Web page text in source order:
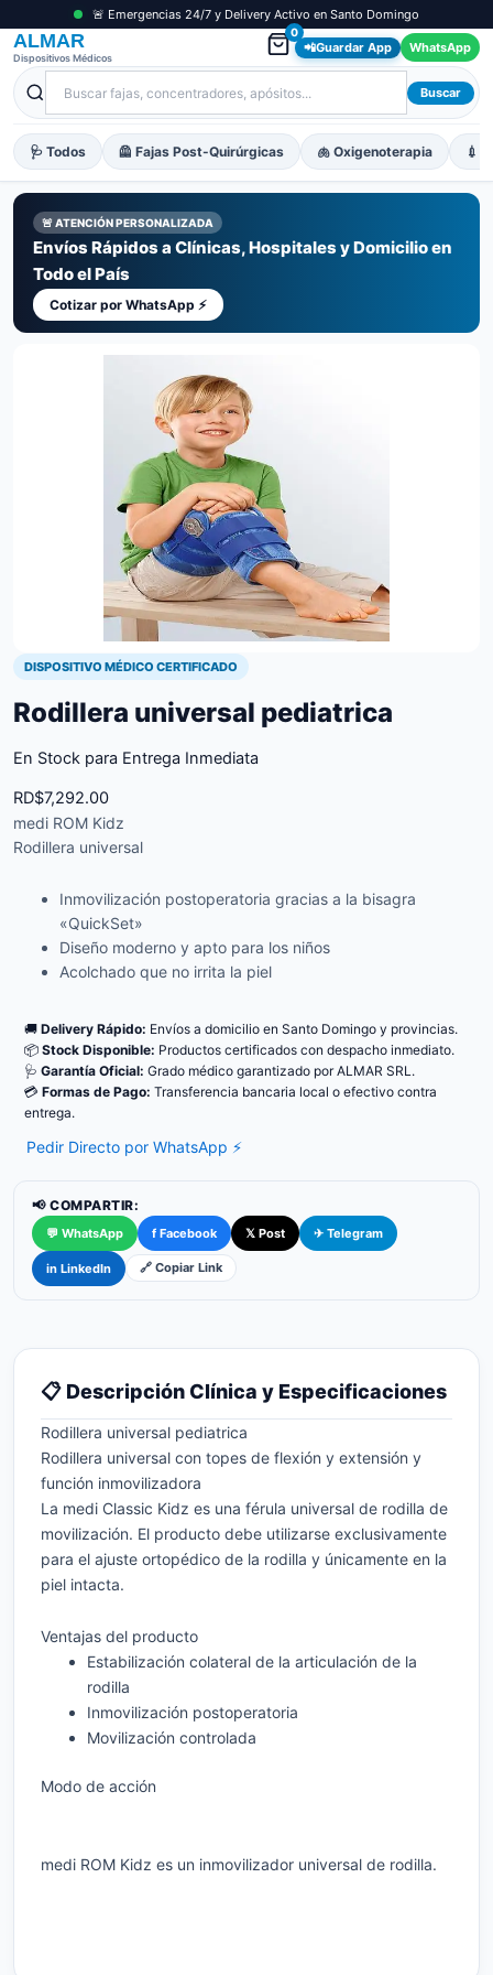
🚨 Emergencias 24/7 y Delivery Activo en Santo Domingo
ALMAR
Dispositivos Médicos
0
📲Guardar App WhatsApp
Buscar
🩺 Todos 🦺 Fajas Post-Quirúrgicas 🫁 Oxigenoterapia 💉
🚨 ATENCIÓN PERSONALIZADA
Envíos Rápidos a Clínicas, Hospitales y Domicilio en
Todo el País
Cotizar por WhatsApp ⚡
DISPOSITIVO MÉDICO CERTIFICADO
Rodillera universal pediatrica
En Stock para Entrega Inmediata
RD$7,292.00
medi ROM Kidz
Rodillera universal
Inmovilización postoperatoria gracias a la bisagra
«QuickSet»
Diseño moderno y apto para los niños
Acolchado que no irrita la piel
🚚 Delivery Rápido: Envíos a domicilio en Santo Domingo y provincias.
📦 Stock Disponible: Productos certificados con despacho inmediato.
🩺 Garantía Oficial: Grado médico garantizado por ALMAR SRL.
💳 Formas de Pago: Transferencia bancaria local o efectivo contra
entrega.
Pedir Directo por WhatsApp ⚡
📢 COMPARTIR:
💬 WhatsApp f Facebook 𝕏 Post ✈ Telegram
in LinkedIn 🔗 Copiar Link
📋 Descripción Clínica y Especificaciones
Rodillera universal pediatrica
Rodillera universal con topes de flexión y extensión y
función inmovilizadora
La medi Classic Kidz es una férula universal de rodilla de
movilización. El producto debe utilizarse exclusivamente
para el ajuste ortopédico de la rodilla y únicamente en la
piel intacta.
Ventajas del producto
Estabilización colateral de la articulación de la
rodilla
Inmovilización postoperatoria
Movilización controlada
Modo de acción
medi ROM Kidz es un inmovilizador universal de rodilla.